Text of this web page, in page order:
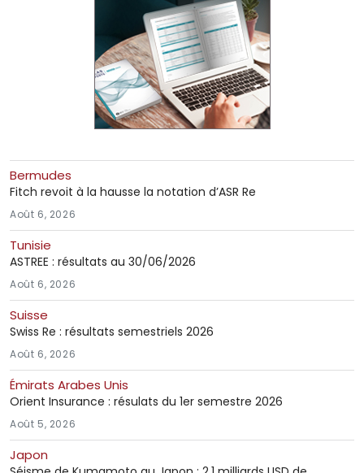
Bermudes
Fitch revoit à la hausse la notation d’ASR Re
Août 6, 2026
Tunisie
ASTREE : résultats au 30/06/2026
Août 6, 2026
Suisse
Swiss Re : résultats semestriels 2026
Août 6, 2026
Émirats Arabes Unis
Orient Insurance : résulats du 1er semestre 2026
Août 5, 2026
Japon